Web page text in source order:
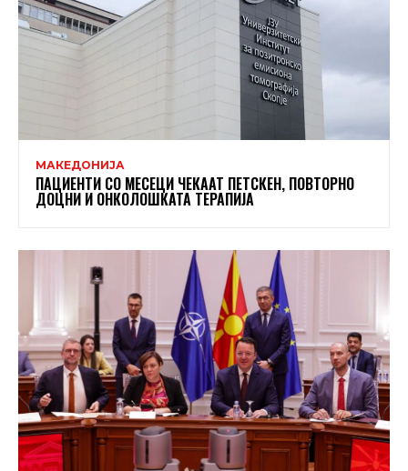
МАКЕДОНИЈА
ПАЦИЕНТИ СО МЕСЕЦИ ЧЕКААТ ПЕТСКЕН, ПОВТОРНО
ДОЦНИ И ОНКОЛОШКАТА ТЕРАПИЈА